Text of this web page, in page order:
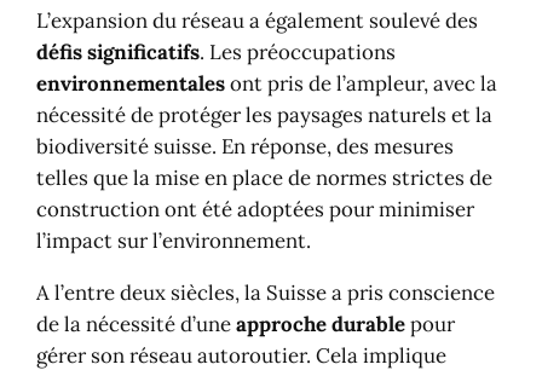
L’expansion du réseau a également soulevé des
défis significatifs. Les préoccupations
environnementalesont pris de l’ampleur, avec la
nécessité de protéger les paysages naturels et la
biodiversité suisse. En réponse, des mesures
telles que la mise en place de normes strictes de
construction ont été adoptées pour minimiser
l’impact sur l’environnement.
A l’entre deux siècles, la Suisse a pris conscience
de la nécessité d’uneapproche durablepour
gérer son réseau autoroutier. Cela implique